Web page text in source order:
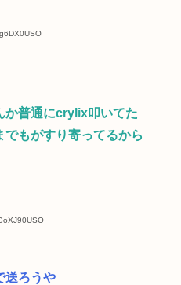
か普通にcrylix叩いてた
でもがすり寄ってるから
送ろうや